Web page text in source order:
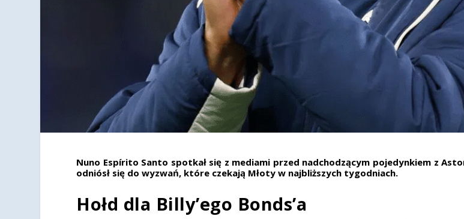
Nuno Espírito Santo spotkał się z mediami przed nadchodzącym pojedynkiem z
odniósł się do wyzwań, które czekają Młoty w najbliższych tygodniach.
Hołd dla Billy’ego Bonds’a